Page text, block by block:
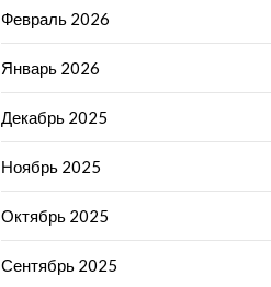
Февраль 2026
Январь 2026
Декабрь 2025
Ноябрь 2025
Октябрь 2025
Сентябрь 2025